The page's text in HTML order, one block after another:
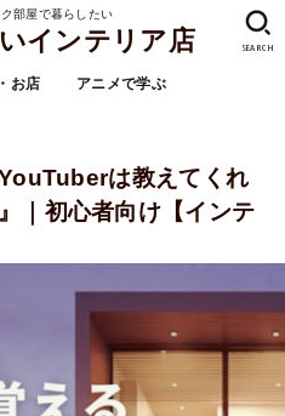
部屋で暮らしたい
インテリア店
お店 アニメで学ぶ
SEARCH
は教えてくれ
｜初心者向け【インテ